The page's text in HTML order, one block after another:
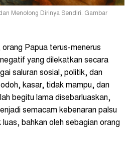
Menolong Dirinya Sendiri. Gambar
Papua terus-menerus
yang dilekatkan secara
saluran sosial, politik, dan
kasar, tidak mampu, dan
begitu lama disebarluaskan,
semacam kebenaran palsu
bahkan oleh sebagian orang